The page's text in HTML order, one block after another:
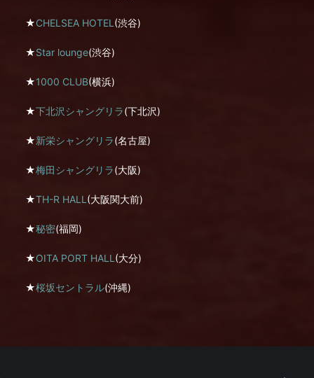
★CHELSEA HOTEL (渋谷)
★Star lounge(渋谷)
★1000 CLUB(横浜)
★下北沢シャングリラ(下北沢)
★新栄シャングリラ(名古屋)
★梅田シャングリラ(大阪)
★TH-R HALL (大阪関大前)
★秘密(福岡)
★OITA PORT HALL (大分)
★桜坂セントラル(沖縄)